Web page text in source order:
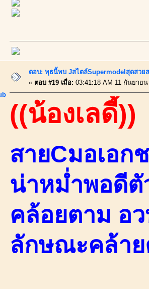
ตอบ: พุธนี้พบ Jสไตล์Supermodelสุดสวย
« ตอบ #19 เมื่อ: 03:41:18 AM 11 กันยายน
((น้องเลดี้))
สายCมอเอก
น่าหม่ำพอดีตั
คล้อยตาม อ
ลักษณะคล้า